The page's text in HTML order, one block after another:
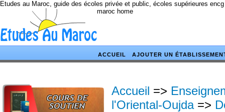
Etudes au Maroc, guide des écoles privée et public, écoles supérieures
maroc home
ACCUEIL AJOUTER UN
Accueil =>
l'Oriental-Oujda=>